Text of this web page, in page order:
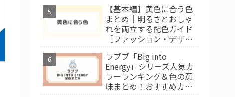
【基本編】黄色に合う色
まとめ｜明るさとおしゃ
れを両立する配色ガイド
［ファッション・デザイ
ラブブ「Big into
Energy」シリーズ人気カ
ラーランキング＆色の意
味まとめ！おすすめカラ